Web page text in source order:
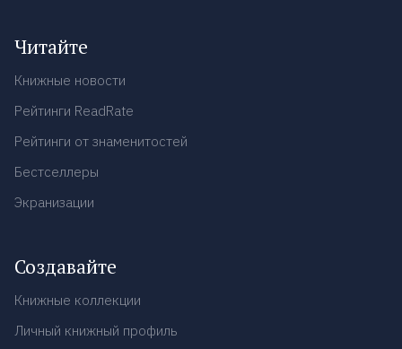
Читайте
Книжные новости
Рейтинги ReadRate
Рейтинги от знаменитостей
Бестселлеры
Экранизации
Создавайте
Книжные коллекции
Личный книжный профиль